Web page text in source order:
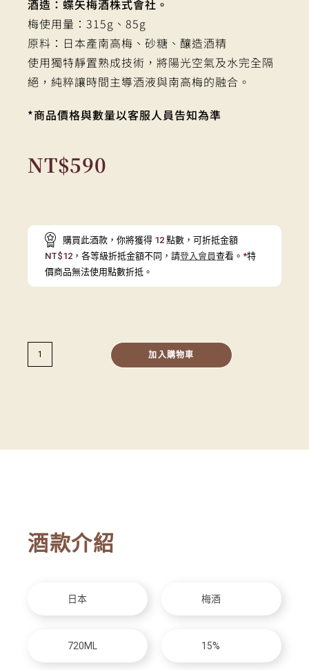
酒造：蝶矢梅酒株式會社。
梅使用量：315g、85g
原料：日本產南高梅、砂糖、釀造酒精
使用獨特靜置熟成技術，將陽光空氣及水完全隔
絕，純粹讓時間主導酒液與南高梅的融合。
*商品價格與數量以客服人員告知為準
NT$590
購買此酒款，你將獲得 12 點數，可折抵金額
NT$12 ，各等級折抵金額不同，請登入會員查看。 *特
價商品無法使用點數折抵。
加入購物車
酒款介紹
日本 梅酒
720ML 15%